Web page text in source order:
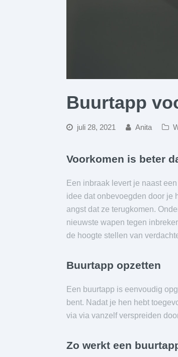
Buurtapp
juli 28, 2021 Anita
Voorkomen is beter
Een inbraak levert je naast
idee dat onbevoegden door je
angst dat ze terugkomen.
nieuwste wapen tegen
de hoogte stellen van
Buurtapp opzetten
Een buurtapp is eenvoudig
bent. Nadat je hen hebt
via via vanzelf verspreiden
Zo werkt een